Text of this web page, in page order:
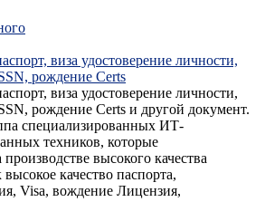
виза удостоверение личности,
рождение Certs
виза удостоверение личности,
рождение Certs и другой документ.
специализированных ИТ-
техников, которые
высокого качества
качество паспорта,
Visa, вождение Лицензия,